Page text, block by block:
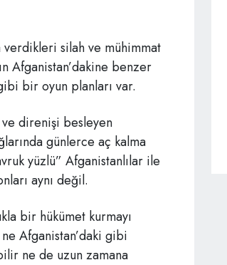
verdikleri silah ve mühimmat
Afganistan’dakine benzer
bir oyun planları var.
ve direnişi besleyen
günlerce aç kalma
yüzlü” Afganistanlılar ile
aynı değil.
bir hükümet kurmayı
Afganistan’daki gibi
ne de uzun zamana